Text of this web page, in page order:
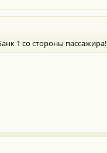
1 со стороны пассажира!